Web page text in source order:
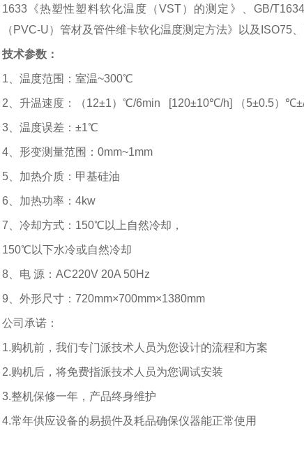
1633 《热塑性塑料软化温度（VST）的测定》、 GB/T1634
（ PVC-U）管材及管件维卡软化温度测定方法》以及 ISO75
技术参数：
1 、温度范围：室温~300℃
2 、升温速度：（12±1） ℃/6min [120±10℃/h] （5±0.5）
3 、温度误差： ±1℃
4 、形变测量范围： 0mm~1mm
5 、加热介质：甲基硅油
6 、加热功率： 4kw
7 、冷却方式： 150℃ 以上自然冷却，
150℃ 以下水冷或自然冷却
8 、电 源： AC220V 20A 50Hz
9 、外形尺寸： 720mm×700mm×1380mm
公司承诺：
1.购机前，我们专门派技术人员为您设计的流程和方案
2.购机后，将免费指派技术人员为您调试安装
3.整机保修一年，产品终身维护
4.常年供应设备的易损件及耗品确保仪器能正常使用